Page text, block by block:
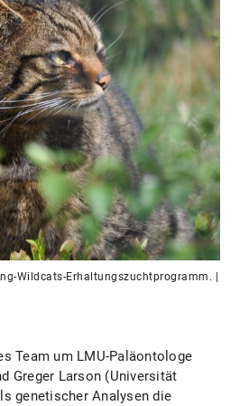
Wildcats-Erhaltungszuchtprogramm. |
Team um LMU-Paläontologe
Greger Larson (Universität
genetischer Analysen die